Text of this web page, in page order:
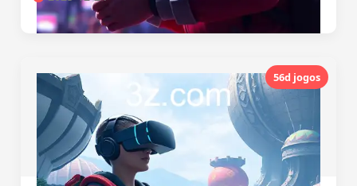
56d jogos